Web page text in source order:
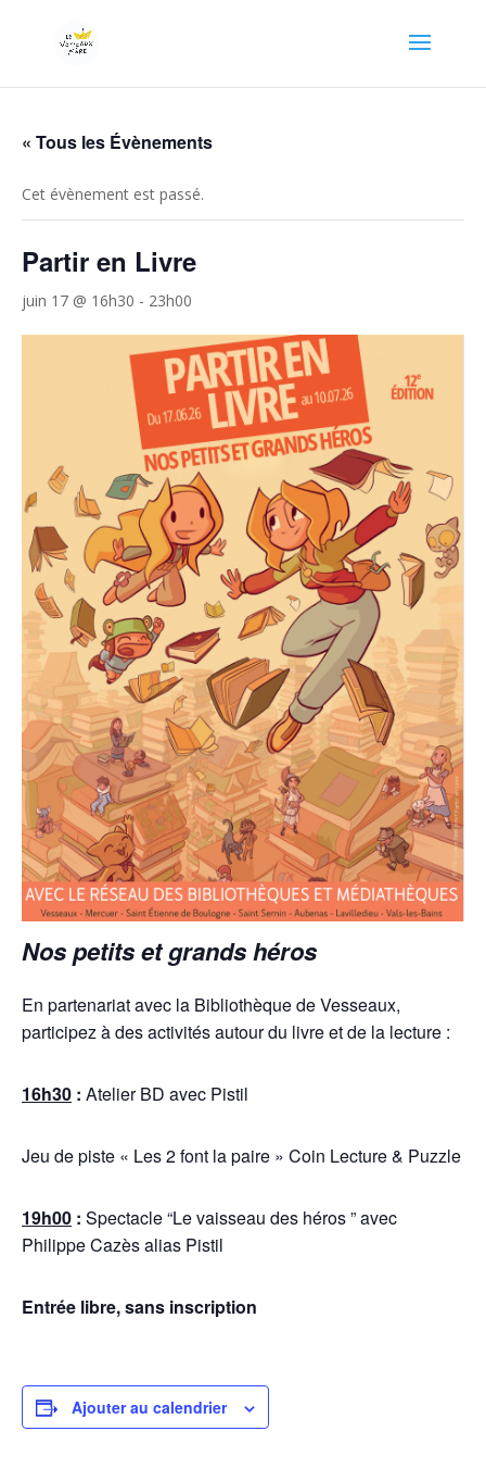
« Tous les Évènements
Cet évènement est passé.
Partir en Livre
juin 17 @ 16h30 - 23h00
Nos petits et grands héros
En partenariat avec la Bibliothèque de Vesseaux,
participez à des activités autour du livre et de la lecture :
16h30 : Atelier BD avec Pistil
Jeu de piste « Les 2 font la paire » Coin Lecture & Puzzle
19h00 : Spectacle “Le vaisseau des héros ” avec
Philippe Cazès alias Pistil
Entrée libre, sans inscription
Ajouter au calendrier